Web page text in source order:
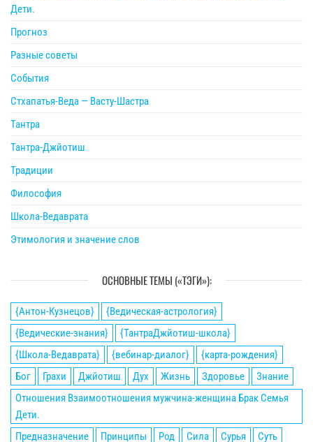
Дети.
Прогноз
Разные советы
События
Стхапатья-Веда — Васту-Шастра
Тантра
Тантра-Джйотиш
Традиции
Философия
Школа-Ведаврата
Этимология и значение слов
ОСНОВНЫЕ ТЕМЫ («ТЭГИ»):
{Антон-Кузнецов}
{Ведическая-астрология}
{Ведические-знания}
{ТантраДжйотиш-школа}
{Школа-Ведаврата}
{вебинар-диалог}
{карта-рождения}
Бог
Грахи Джйотиш Дух Жизнь Здоровье
Знание
Отношения Взаимоотношения мужчина-женщина Брак Семья
Дети.
Предназначение
Принципы Род Сила Сурья Суть